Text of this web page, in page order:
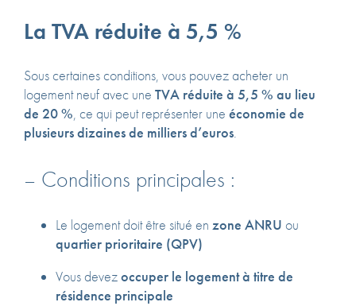
La TVA réduite à 5,5 %
Sous certaines conditions, vous pouvez acheter un
logement neuf avec une TVA réduite à 5,5 % au lieu
de 20 %, ce qui peut représenter une économie de
plusieurs dizaines de milliers d’euros.
– Conditions principales :
Le logement doit être situé en zone ANRU ou
quartier prioritaire (QPV)
Vous devezoccuper le logement à titre de
résidence principale